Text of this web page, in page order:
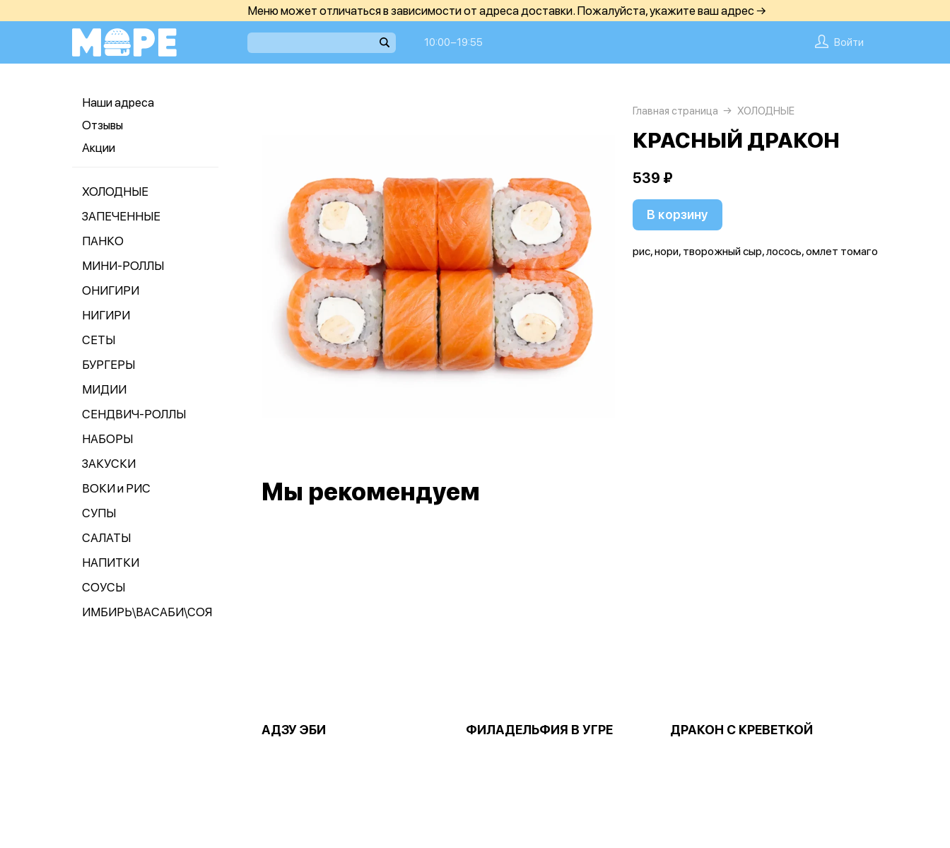
Меню может отличаться в зависимости от адреса доставки. Пожалуйста, укажите ваш адрес →
10:00−19:55 Войти
Наши адреса
Отзывы
Акции
ХОЛОДНЫЕ
ЗАПЕЧЕННЫЕ
ПАНКО
МИНИ-РОЛЛЫ
ОНИГИРИ
НИГИРИ
СЕТЫ
БУРГЕРЫ
МИДИИ
СЕНДВИЧ-РОЛЛЫ
НАБОРЫ
ЗАКУСКИ
ВОКИ и РИС
СУПЫ
САЛАТЫ
НАПИТКИ
СОУСЫ
ИМБИРЬ\ВАСАБИ\СОЯ
Главная страница ХОЛОДНЫЕ
КРАСНЫЙ ДРАКОН
539 ₽
В корзину
рис, нори, творожный сыр, лосось, омлет томаго
Мы рекомендуем
АДЗУ ЭБИ ФИЛАДЕЛЬФИЯ В УГРЕ ДРАКОН С КРЕВЕТКОЙ